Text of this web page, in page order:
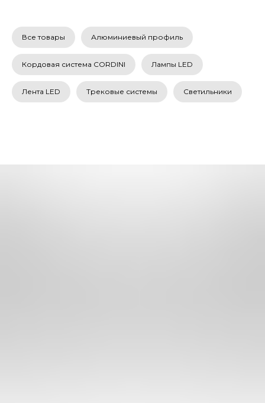
Все товары Алюминиевый профиль
Кордовая система CORDINI Лампы LED
Лента LED Трековые системы Светильники